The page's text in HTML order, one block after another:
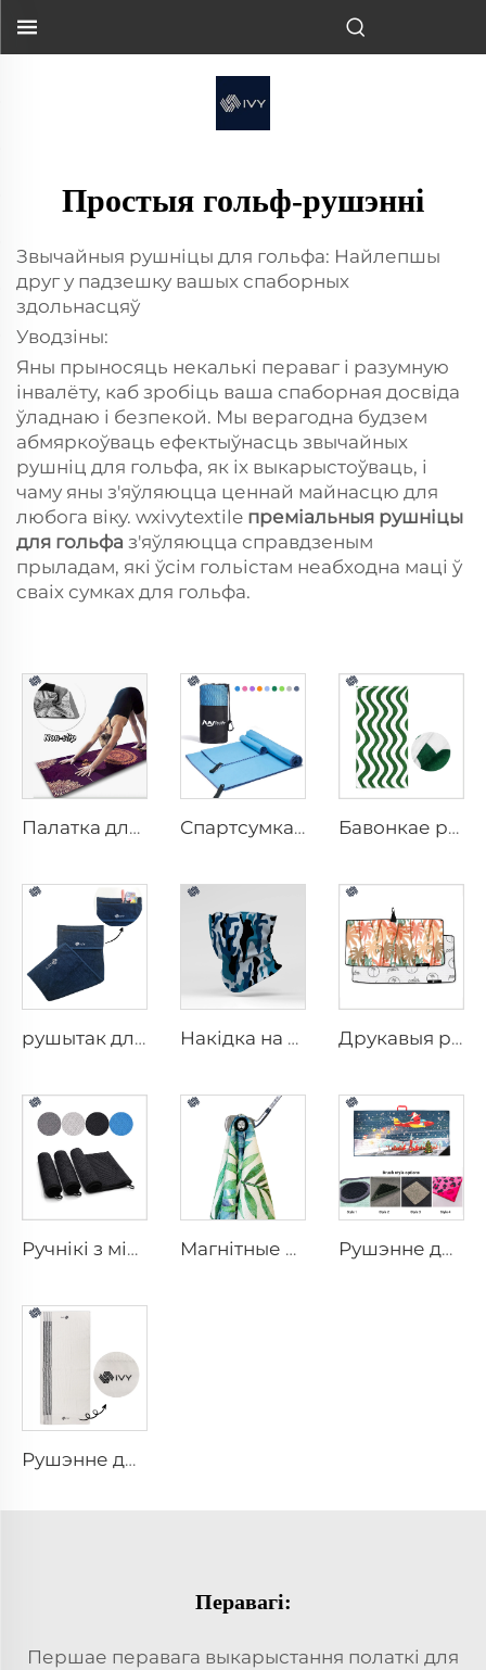
Простыя гольф-рушэнні
Звычайныя рушніцы для гольфа: Найлепшы
друг у падзешку вашых спаборных
здольнасцяў
Уводзіны:
Яны прыносяць некалькі пераваг і разумную
інвалёту, каб зробіць ваша спаборная досвіда
ўладнаю і безпекой. Мы верагодна будзем
абмяркоўваць ефектыўнасць звычайных
рушніц для гольфа, як іх выкарыстоўваць, і
чаму яны з'яўляюцца ценнай майнасцю для
любога віку. wxivytextile преміальныя рушніцы
для гольфа з'яўляюцца справдзеным
прыладам, які ўсім гольістам неабходна маці ў
сваіх сумках для гольфа.
Палатка для маты ў йагі Спартсумка з мікрофібры Бавонкае рушэнне для пляшу
рушытак для спорта з кармам Накідка на шыю Друкавыя ручнікі для гольфа
Ручнікі з мікрофібры для гольфа Магнітные ручнікі для гольфа Рушэнне для гольфа з шыёй
Рушэнне для гольфа з кадзі
Перавагі:
Першае перавага выкарыстання полаткі для